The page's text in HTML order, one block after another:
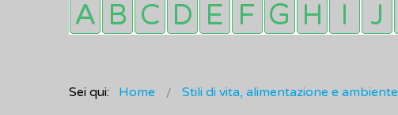
Sei qui: Home Stili di vita, alimentazione e ambiente